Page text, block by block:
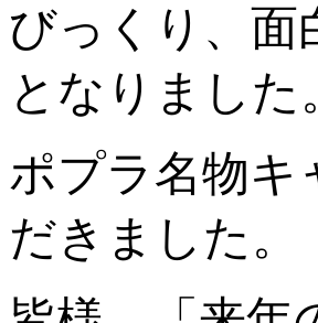
びっくり、面
となりました
ポプラ名物キ
だきました。